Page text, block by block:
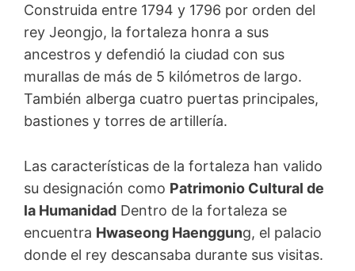
Construida entre 1794 y 1796 por orden del
rey Jeongjo, la fortaleza honra a sus
ancestros y defendió la ciudad con sus
murallas de más de 5 kilómetros de largo.
También alberga cuatro puertas principales,
bastiones y torres de artillería.
Las características de la fortaleza han valido
su designación como Patrimonio Cultural de
la Humanidad Dentro de la fortaleza se
encuentra Hwaseong Haenggung, el palacio
donde el rey descansaba durante sus visitas.